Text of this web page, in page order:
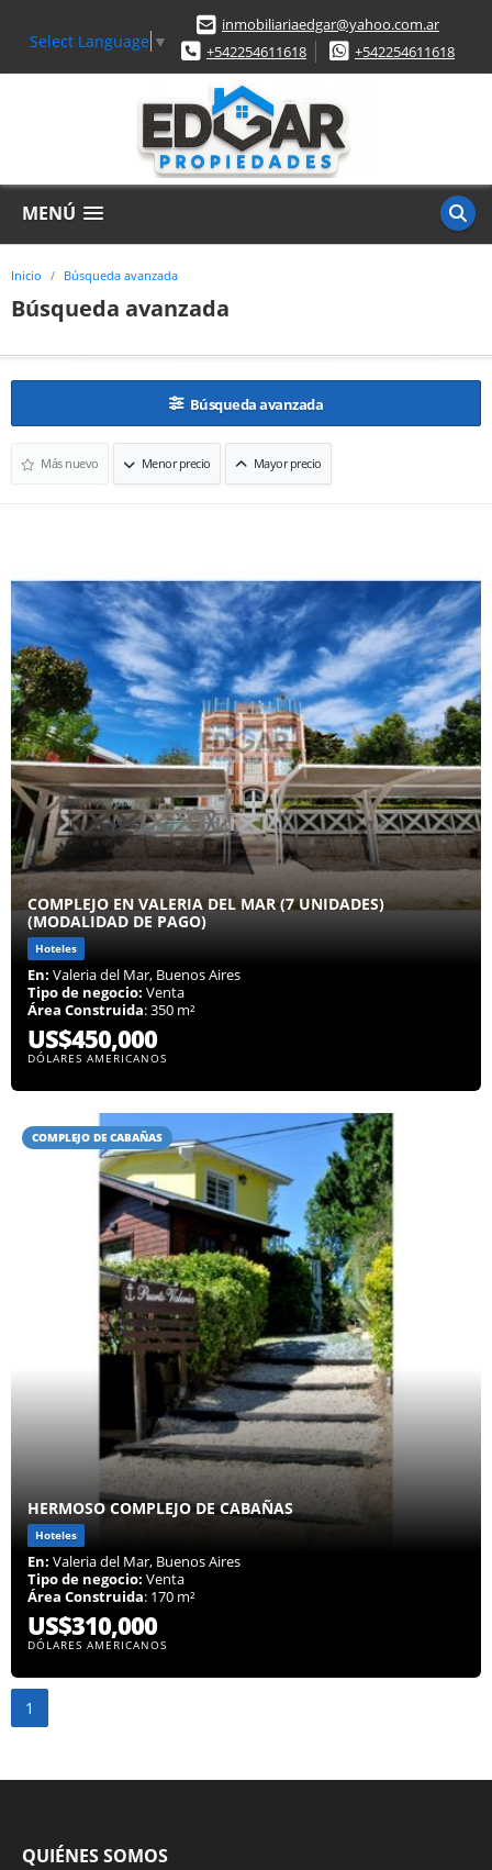
Select Language ▼
inmobiliariaedgar@yahoo.com.ar
+542254611618
+542254611618
MENÚ
Inicio Búsqueda avanzada
Búsqueda avanzada
Búsqueda avanzada
Más nuevo Menor precio Mayor precio
COMPLEJO EN VALERIA DEL MAR (7 UNIDADES)
(MODALIDAD DE PAGO)
Hoteles
En: Valeria del Mar, Buenos Aires
Tipo de negocio: Venta
Área Construida: 350 m²
US$450,000
DÓLARES AMERICANOS
COMPLEJO DE CABAÑAS
HERMOSO COMPLEJO DE CABAÑAS
Hoteles
En: Valeria del Mar, Buenos Aires
Tipo de negocio: Venta
Área Construida: 170 m²
US$310,000
DÓLARES AMERICANOS
1
QUIÉNES SOMOS